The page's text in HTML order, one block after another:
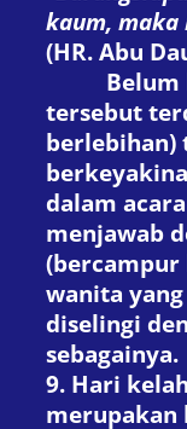
kaum, maka
(HR. Abu
Belum
tersebut
berlebihan)
dalam
menjawab
(bercampur
wanita
diselingi
sebagainya.
9. Hari
merupakan